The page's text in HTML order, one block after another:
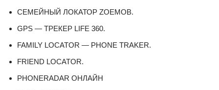
СЕМЕЙНЫЙ ЛОКАТОР ZOEMOB.
GPS — ТРЕКЕР LIFE 360.
FAMILY LOCATOR — PHONE TRAKER.
FRIEND LOCATOR.
PHONERADAR ОНЛАЙН